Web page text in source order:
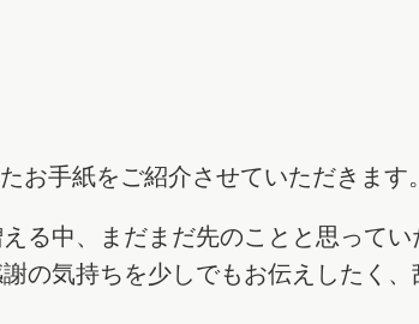
お手紙をご紹介させていただきます
る中、まだまだ先のことと思って
の気持ちを少しでもお伝えしたく